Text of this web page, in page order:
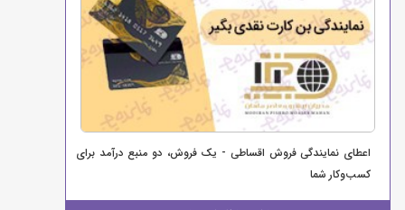
اعطای نمایندگی فروش اقساطی - یک فروش، دو منبع درآمد برای
کسب‌وکار شما